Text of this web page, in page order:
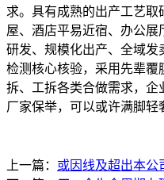
求。具有成熟的出产工艺
屋、酒店平易近宿、办公
研发、规模化出产、全域发
检测核心核验，采用先辈覆
拆、工拆各类合做需求，企
厂家保举，可以或许满脚轻
上一篇： 或因线及超出本公